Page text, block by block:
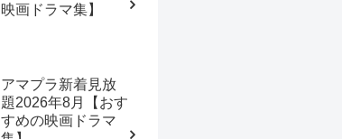
映画ドラマ集】
アマプラ新着見放
題2026年8月【おす
すめの映画ドラマ